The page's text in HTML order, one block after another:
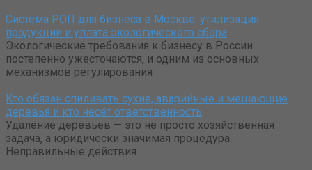
Система РОП для бизнеса в Москве: утилизация
продукции и уплата экологического сбора
Экологические требования к бизнесу в России
постепенно ужесточаются, и одним из основных
механизмов регулирования
Кто обязан спиливать сухие, аварийные и мешающие
деревья и кто несёт ответственность
Удаление деревьев — это не просто хозяйственная
задача, а юридически значимая процедура.
Неправильные действия